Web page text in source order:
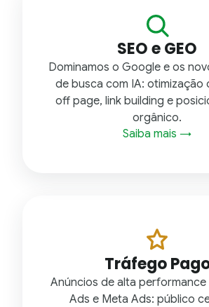
SEO e GEO
Dominamos o Google e os
de busca com IA: otimização
off page, link building e
orgânico.
Saiba mais →
Tráfego
Anúncios de alta
Ads e Meta Ads: público